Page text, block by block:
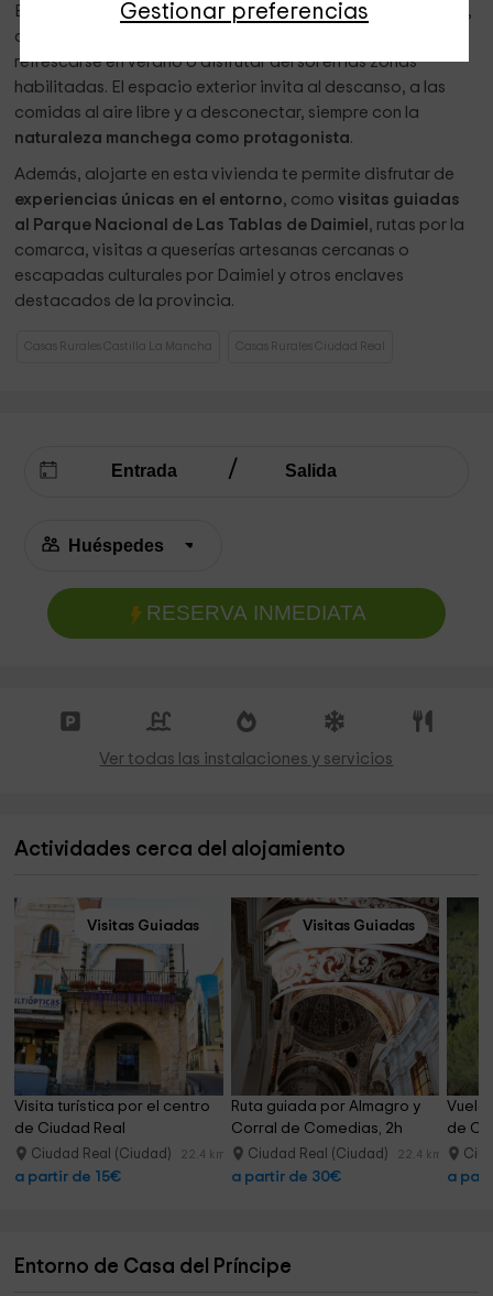
Gestionar preferencias
En el exterior, la finca ofrece unentorno tranquilo y amplio ,
con
refrescarse en verano o disfrutar del sol en las zonas
habilitadas. El espacio exterior invita al descanso, a las
comidas al aire libre y a desconectar, siempre con la
naturaleza manchega como protagonista.
Además, alojarte en esta vivienda te permite disfrutar de
experiencias únicas en el entorno, comovisitas guiadas
al Parque Nacional de Las Tablas de Daimiel , rutas por la
comarca, visitas a queserías artesanas cercanas o
escapadas culturales por Daimiel y otros enclaves
destacados de la provincia.
Casas Rurales Castilla La Mancha Casas Rurales Ciudad Real
RESERVA INMEDIATA
Ver todas las instalaciones y servicios
Actividades cerca del alojamiento
Visitas Guiadas
Visita turística por el centro
de Ciudad Real
Ciudad Real (Ciudad) 22.4 km
a partir de 15€
Visitas Guiadas
Ruta guiada por Almagro y
Corral de Comedias, 2h
Ciudad Real (Ciudad) 22.4 km
a partir de 30€
Vuelo
de
a
Entorno de Casa del Príncipe